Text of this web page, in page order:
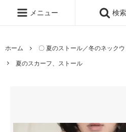
メニュー 検索
ホーム
〇 夏のストール／冬のネック
夏のスカーフ、ストール